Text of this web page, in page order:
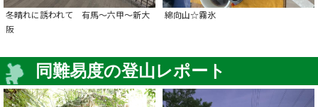
冬晴れに誘われて 有馬～六甲～新大
阪
綿向山☆霧氷
同難易度の登山レポート